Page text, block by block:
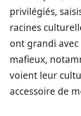
privilégiés,
racines
ont grandi
mafieux,
voient leur
accessoire de